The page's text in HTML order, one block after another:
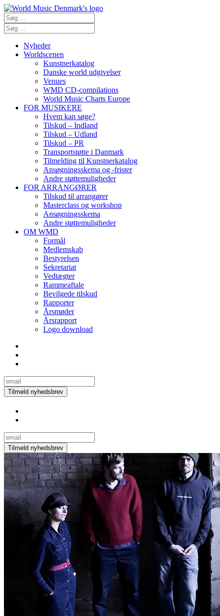
Nyheder
Worldscenen
Kunstnerkatalog
Danske world udgivelser
Venues
WMD CD-compilations
World Music Charts Europe
FOR MUSIKERE
Hvem kan søge?
Tilskud – Indland
Tilskud – Udland
Tilskud – PR
Transportstøtte i Danmark
Tilmelding til Kunstnerkatalog
Ansøgningsskema og -frister
Andre støttemuligheder
FOR ARRANGØRER
Tilskud til arrangører
Masterclass og workshop
Ansøgningsskema
Andre støttemuligheder
OM WMD
Formål
Medlemskab
Bestyrelsen
Sekretariat
Vedtægter
Rammeaftale
Bevilgede tilskud
Rapporter
Årsmøder
Årsrapport
Logo download